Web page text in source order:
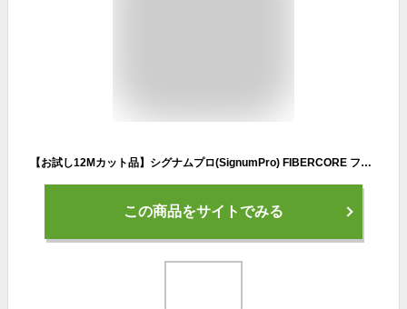
【お試し12Mカット品】シグナムプロ(SignumPro) FIBERCORE ファイバーコア(1.30mm) 硬式テニス ナイロンマルチフィラメントガット[次回使えるクーポンプレゼント]
この商品をサイトでみる